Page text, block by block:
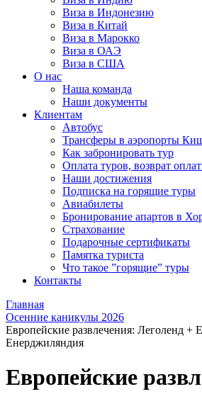
Виза в Индонезию
Виза в Китай
Виза в Марокко
Виза в ОАЭ
Виза в США
О нас
Наша команда
Наши документы
Клиентам
Автобус
Трансферы в аэропорты
Как забронировать тур
Оплата туров, возврат
Наши достижения
Подписка на горящие туры
Авиабилеты
Бронирование апартов в
Страхование
Подарочные сертификаты
Памятка туриста
Что такое ”горящие” туры
Контакты
Главная
Осенние каникулы 2026
Европейские развлечения: Леголенд +
Енерджиляндия
Европейские